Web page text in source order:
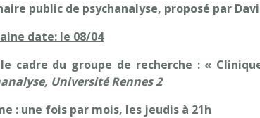
public de psychanalyse, proposé par
date: le 08/04
le cadre du groupe de recherche : «
Université Rennes 2
: une fois par mois, les jeudis à 21h